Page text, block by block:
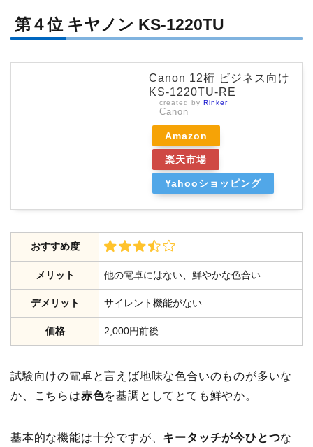
第４位 キヤノン KS-1220TU
Canon 12桁 ビジネス向け
KS-1220TU-RE
created by Rinker
Canon
Amazon
楽天市場
Yahooショッピング
おすすめ度
メリット 他の電卓にはない、鮮やかな色合い
デメリット サイレント機能がない
価格 2,000円前後
試験向けの電卓と言えば地味な色合いのものが多いな
か、こちらは赤色を基調としてとても鮮やか。
基本的な機能は十分ですが、 キータッチが今ひとつな